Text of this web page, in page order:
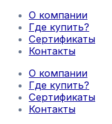
О компании
Где купить?
Сертификаты
Контакты
О компании
Где купить?
Сертификаты
Контакты